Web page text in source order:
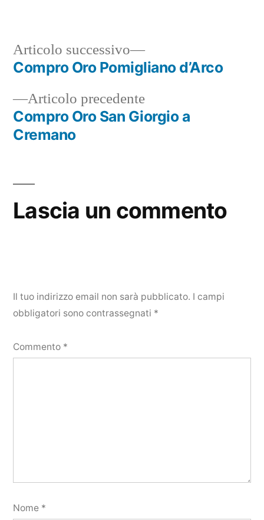
Navigazione
articoli
Articolo precedenteArticolo
precedente:
Compro Oro San Giorgio a
Cremano
Articolo successivo
Articolo
successivo:
Compro Oro Pomigliano d’Arco
Lascia un commento
Il tuo indirizzo email non sarà pubblicato. I campi
obbligatori sono contrassegnati *
Commento *
Nome *